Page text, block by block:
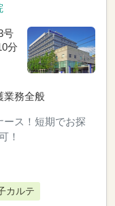
号
分
業務全般
ス！短期でお探
！
カルテ